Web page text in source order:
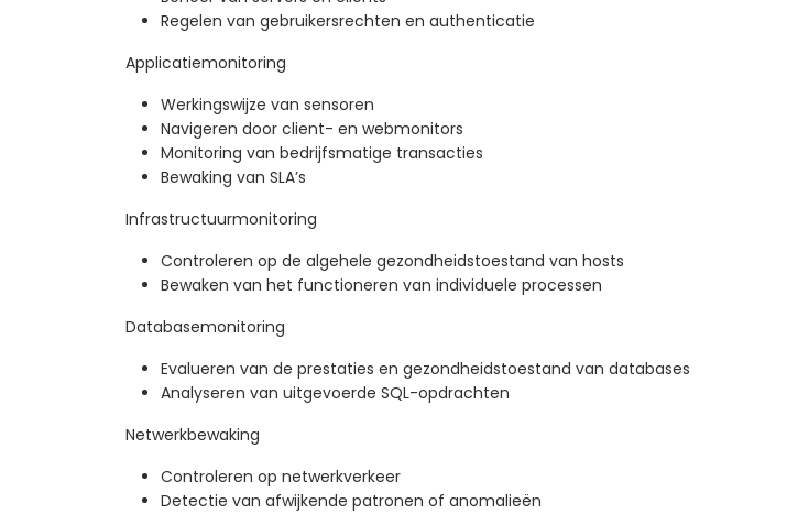
Regelen van gebruikersrechten en authenticatie
Applicatiemonitoring
Werkingswijze van sensoren
Navigeren door client- en webmonitors
Monitoring van bedrijfsmatige transacties
Bewaking van SLA’s
Infrastructuurmonitoring
Controleren op de algehele gezondheidstoestand van hosts
Bewaken van het functioneren van individuele processen
Databasemonitoring
Evalueren van de prestaties en gezondheidstoestand van databases
Analyseren van uitgevoerde SQL-opdrachten
Netwerkbewaking
Controleren op netwerkverkeer
Detectie van afwijkende patronen of anomalieën